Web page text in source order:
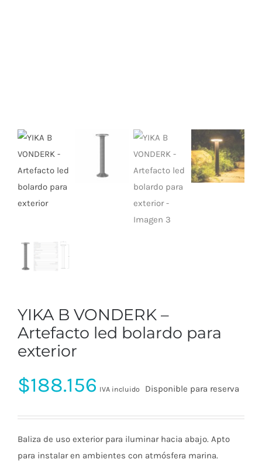
YIKA B VONDERK –
Artefacto led bolardo para
exterior
$188.156 IVA incluido Disponible para reserva
Baliza de uso exterior para iluminar hacia abajo. Apto
para instalar en ambientes con atmósfera marina.